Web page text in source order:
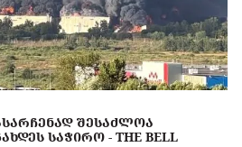
ᲨᲔᲡᲐᲫᲚᲝᲐ
ᲡᲐᲭᲘᲠᲝ - THE BELL